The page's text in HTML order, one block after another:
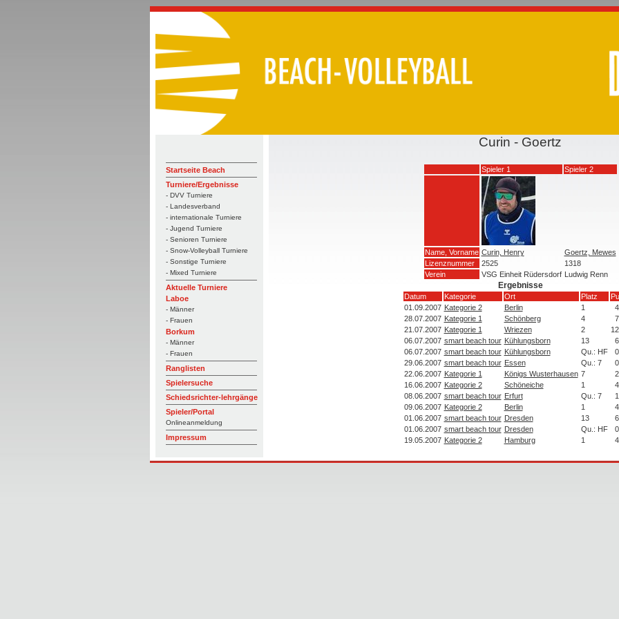
Startseite Beach
Turniere/Ergebnisse
- DVV Turniere
- Landesverband
- internationale Turniere
- Jugend Turniere
- Senioren Turniere
- Snow-Volleyball Turniere
- Sonstige Turniere
- Mixed Turniere
Aktuelle Turniere
Laboe
- Männer
- Frauen
Borkum
- Männer
- Frauen
Ranglisten
Spielersuche
Schiedsrichter-lehrgänge
Spieler/Portal
Onlineanmeldung
Impressum
Curin - Goertz
Spieler 1 Spieler 2
Name, Vorname Curin, Henry
Goertz, Mewes
Lizenznummer
2525
1318
Verein
VSG Einheit Rüdersdorf Ludwig Renn
Ergebnisse
Datum Kategorie Ort Platz
01.09.2007 Kategorie 2 Berlin 1 4
28.07.2007 Kategorie 1 Schönberg 4 7
21.07.2007 Kategorie 1 Wriezen 2 12
06.07.2007 smart beach tour Kühlungsborn 13 6
06.07.2007 smart beach tour Kühlungsborn Qu.: HF 0
29.06.2007 smart beach tour Essen Qu.: 7 0
22.06.2007 Kategorie 1 Königs Wusterhausen 7 2
16.06.2007 Kategorie 2 Schöneiche 1 4
08.06.2007 smart beach tour Erfurt Qu.: 7 1
09.06.2007 Kategorie 2 Berlin 1 4
01.06.2007 smart beach tour Dresden 13 6
01.06.2007 smart beach tour Dresden Qu.: HF 0
19.05.2007 Kategorie 2 Hamburg 1 4